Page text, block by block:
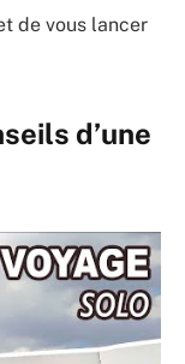
de vous lancer
d’une